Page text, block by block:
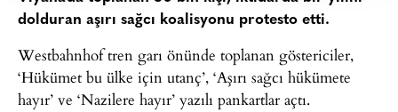
dolduran aşırı sağcı koalisyonu protesto etti.
Westbahnhof tren garı önünde toplanan göstericiler,
‘Hükümet bu ülke için utanç’, ‘Aşırı sağcı hükümete
hayır’ ve ‘Nazilere hayır’ yazılı pankartlar açtı.